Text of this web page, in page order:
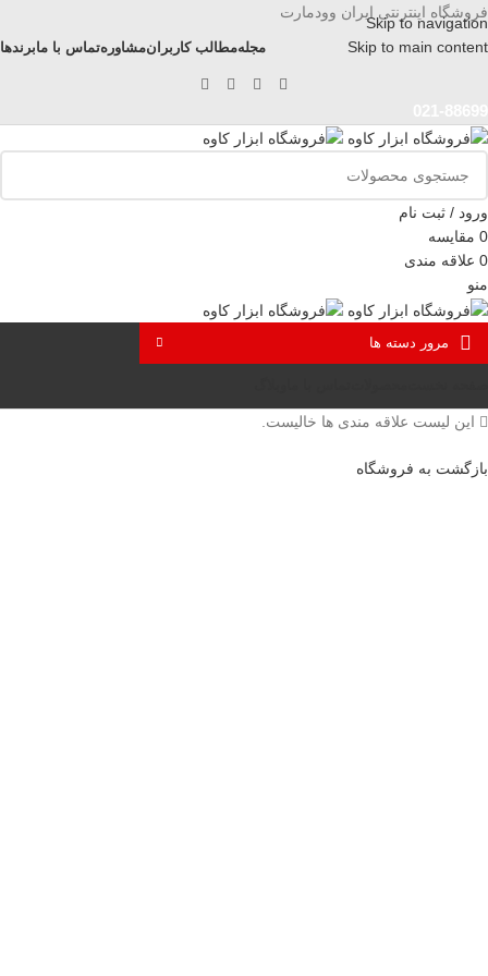
Skip to navigation
Skip to main content
فروشگاه اینترنتی ایران وودمارت
مجلهمطالب کاربرانمشاورهتماس با مابرندها
ورود / ثبت نام
0 مقايسه
0 علاقه مندی
منو
مرور دسته ها
این لیست علاقه مندی ها خالیست.
بازگشت به فروشگاه